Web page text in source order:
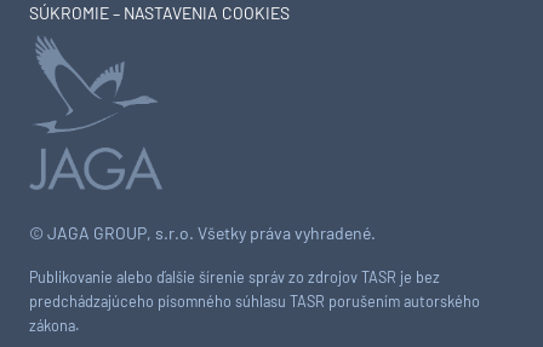
© JAGA GROUP, s.r.o. Všetky práva vyhradené.
Publikovanie alebo ďalšie šírenie správ zo zdrojov TASR je bez
predchádzajúceho písomného súhlasu TASR porušením autorského
zákona.
SÚKROMIE – NASTAVENIA COOKIES